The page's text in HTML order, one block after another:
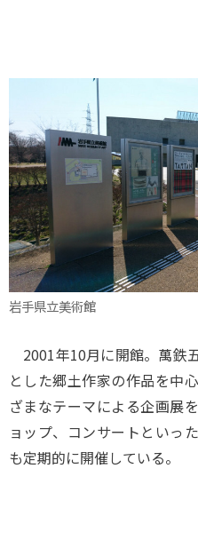
岩手県立美術館
2001年10月に開館。萬鉄
とした郷土作家の作品を中
ざまなテーマによる企画展
ョップ、コンサートといっ
も定期的に開催している。